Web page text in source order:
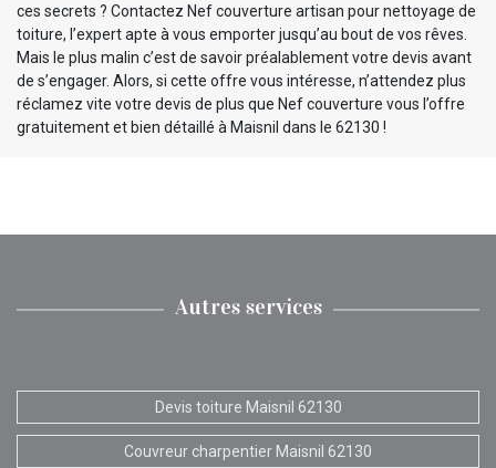
ces secrets ? Contactez Nef couverture artisan pour nettoyage de
toiture, l’expert apte à vous emporter jusqu’au bout de vos rêves.
Mais le plus malin c’est de savoir préalablement votre devis avant
de s’engager. Alors, si cette offre vous intéresse, n’attendez plus
réclamez vite votre devis de plus que Nef couverture vous l’offre
gratuitement et bien détaillé à Maisnil dans le 62130 !
Autres services
Devis toiture Maisnil 62130
Couvreur charpentier Maisnil 62130